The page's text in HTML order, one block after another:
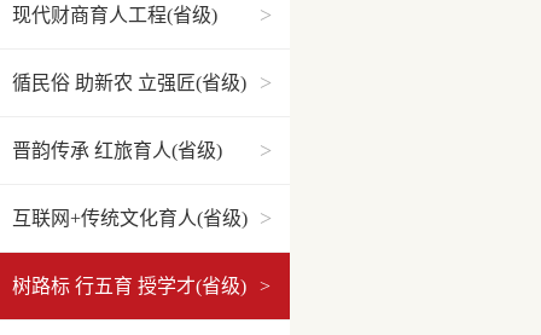
现代财商育人工程(省级) >
循民俗 助新农 立强匠(省级) >
晋韵传承 红旅育人(省级) >
互联网+传统文化育人(省级) >
树路标 行五育 授学才(省级) >